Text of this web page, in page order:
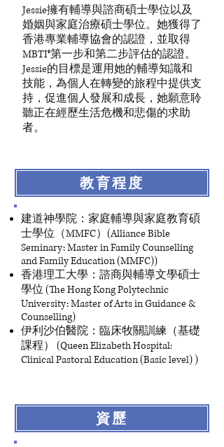
Jessie擁有輔導與諮商碩士學位以及
婚姻與家庭治療碩士學位。她獲得了
香港專業輔導協會的認證，並取得
MBTI®第一步和第二步評估的認證。
Jessie的目標是運用她的輔導知識和
技能，為個人在轉變的旅程中提供支
持，促進個人發展和成長，她願意聆
聽正在經歷生活危機和悲傷的求助
者。
教育程度
建道神學院：家庭輔導與家庭教育碩
士學位（MMFC）(Alliance Bible
Seminary: Master in Family Counselling
and Family Education (MMFC))
香港理工大學：諮商與輔導文學碩士
學位 (The Hong Kong Polytechnic
University: Master of Arts in Guidance &
Counselling)
伊利沙伯醫院：臨床牧關訓練（基礎
課程） (Queen Elizabeth Hospital:
Clinical Pastoral Education (Basic level) )
資歷